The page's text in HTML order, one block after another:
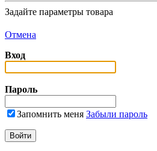
Задайте параметры товара
Отмена
Вход
Пароль
Запомнить меня Забыли пароль